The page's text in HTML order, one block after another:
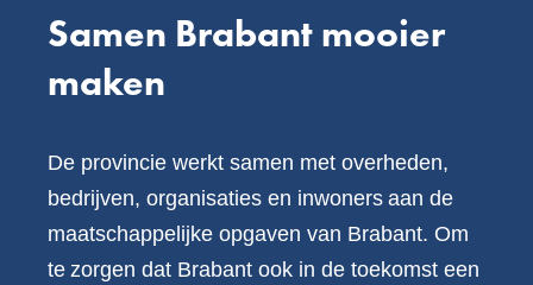
Samen Brabant mooier
maken
De provincie werkt samen met overheden,
bedrijven, organisaties en inwoners aan de
maatschappelijke opgaven van Brabant. Om
te zorgen dat Brabant ook in de toekomst een